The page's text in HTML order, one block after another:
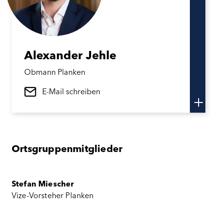
Alexander Jehle
Obmann Planken
E-Mail schreiben
Ortsgruppenmitglieder
Stefan Miescher
Vize-Vorsteher Planken